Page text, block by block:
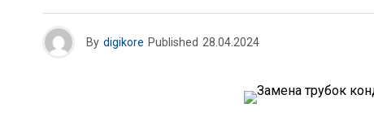
By digikore Published 28.04.2024